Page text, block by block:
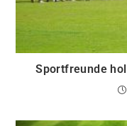
Sportfreunde